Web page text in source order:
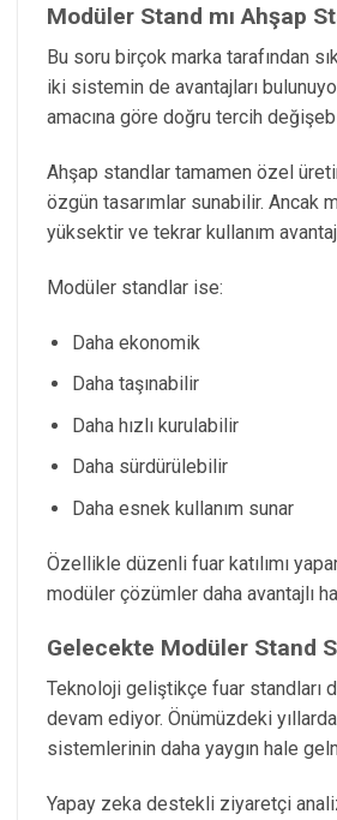
Modüler Stand mı Ahşap
Bu soru birçok marka tarafından
iki sistemin de avantajları
amacına göre doğru tercih
Ahşap standlar tamamen özel
özgün tasarımlar sunabilir. Ancak
yüksektir ve tekrar kullanım avantajı
Modüler standlar ise:
Daha ekonomik
Daha taşınabilir
Daha hızlı kurulabilir
Daha sürdürülebilir
Daha esnek kullanım sunar
Özellikle düzenli fuar katılımı
modüler çözümler daha avantajlı
Gelecekte Modüler Stand
Teknoloji geliştikçe fuar standları
devam ediyor. Önümüzdeki yıllarda
sistemlerinin daha yaygın hale
Yapay zeka destekli ziyaretçi